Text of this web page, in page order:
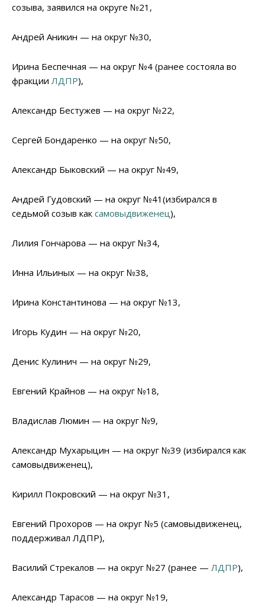
созыва, заявился на округе №21,
Андрей Аникин — на округ №30,
Ирина Беспечная — на округ №4 (ранее состояла во
фракции ЛДПР),
Александр Бестужев — на округ №22,
Сергей Бондаренко — на округ №50,
Александр Быковский — на округ №49,
Андрей Гудовский — на округ №41(избирался в
седьмой созыв как самовыдвиженец),
Лилия Гончарова — на округ №34,
Инна Ильиных — на округ №38,
Ирина Константинова — на округ №13,
Игорь Кудин — на округ №20,
Денис Кулинич — на округ №29,
Евгений Крайнов — на округ №18,
Владислав Люмин — на округ №9,
Александр Мухарыцин — на округ №39 (избирался как
самовыдвиженец),
Кирилл Покровский — на округ №31,
Евгений Прохоров — на округ №5 (самовыдвиженец,
поддерживал ЛДПР),
Василий Стрекалов — на округ №27 (ранее — ЛДПР),
Александр Тарасов — на округ №19,